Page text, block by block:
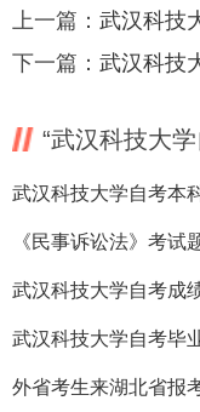
上一篇： 武汉科技
下一篇： 武汉科技
“武汉科技大
《民事诉讼法》考试
武汉科技大学自考成